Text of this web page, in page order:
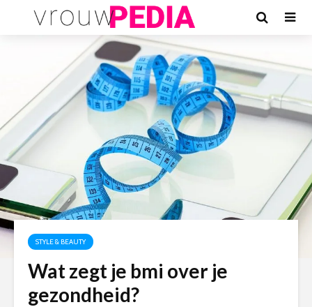
STYLE & BEAUTY
Wat zegt je bmi over je
gezondheid?